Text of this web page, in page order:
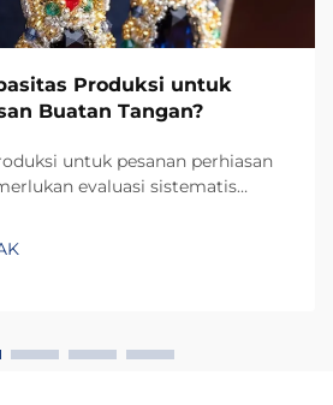
Produksi untuk
Buatan Tangan?
untuk pesanan perhiasan
evaluasi sistematis
pelanggan sambil